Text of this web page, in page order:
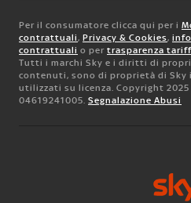
Per il consumatore clicca qui per i
contrattuali, Privacy & Cookies,
contrattuali o per trasparenza
Tutti i marchi Sky e i diritti di
contenuti, sono di proprietà di Sky
utilizzati su licenza. Copyright 2025
04619241005. Segnalazione Abusi